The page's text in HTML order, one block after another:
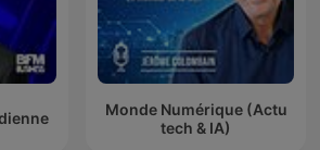
Monde Numérique (Actu
tech & IA)